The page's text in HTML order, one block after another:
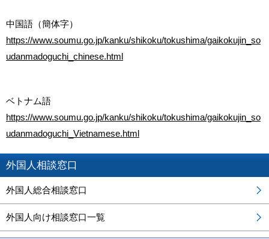
中国語（簡体字）
https://www.soumu.go.jp/kanku/shikoku/tokushima/gaikokujin_so
udanmadoguchi_chinese.html
ベトナム語
https://www.soumu.go.jp/kanku/shikoku/tokushima/gaikokujin_so
udanmadoguchi_Vietnamese.html
外国人相談窓口
外国人総合相談窓口
外国人向け相談窓口一覧